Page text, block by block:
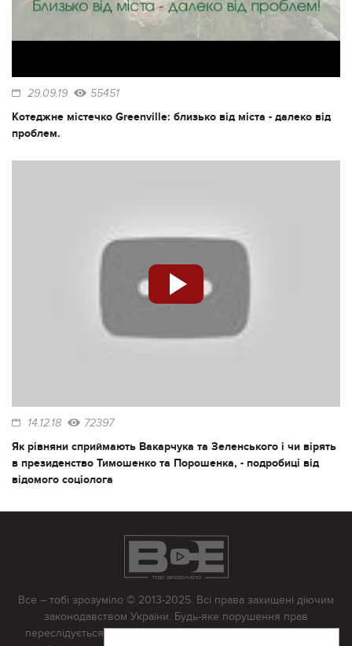
29.09.19 55451
Котеджне містечко Greenville: близько від міста - далеко від
проблем.
14.12.18 72397
Як рівняни сприймають Вакарчука та Зеленського і чи вірять
в президенство Тимошенко та Порошенка, - подробиці від
відомого соціолога
Все – тобі зрозуміло © 2013-2025. Всі права захищені діючим
законодавством України. Будь-яке порушення прав
переслідується в судовому порядку. Будь-яке відтворення